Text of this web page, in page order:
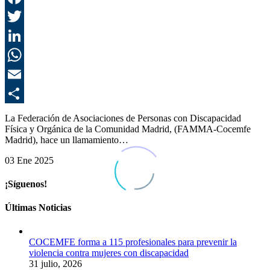
La Federación de Asociaciones de Personas con Discapacidad
Física y Orgánica de la Comunidad Madrid, (FAMMA-Cocemfe
Madrid), hace un llamamiento…
03 Ene 2025
¡Síguenos!
Últimas Noticias
COCEMFE forma a 115 profesionales para prevenir la
violencia contra mujeres con discapacidad
31 julio, 2026